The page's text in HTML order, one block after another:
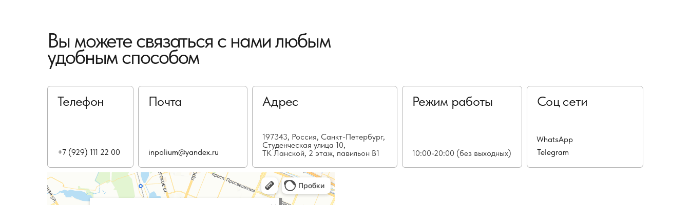
Вы можете связаться с нами любым
удобным способом
Телефон Почта Адрес
197343, Россия, Санкт-Петербург,
Студенческая улица 10,
ТК Ланской, 2 этаж, павильон В1
Режим работы
10:00-20:00 (без выходных)
Соц сети
+7 (929) 111 22 00 inpolium@yandex.ru
WhatsApp
Telegram